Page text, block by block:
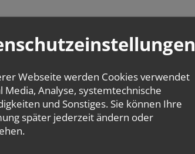
Webseite werden Cookies verwendet
Media, Analyse, systemtechnische
und Sonstiges. Sie können Ihre
später jederzeit ändern oder